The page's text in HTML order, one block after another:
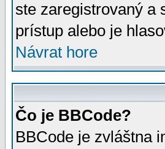
ste zaregistrovaný a
prístup alebo je
Návrat hore
Čo je BBCode?
BBCode je zvláštna